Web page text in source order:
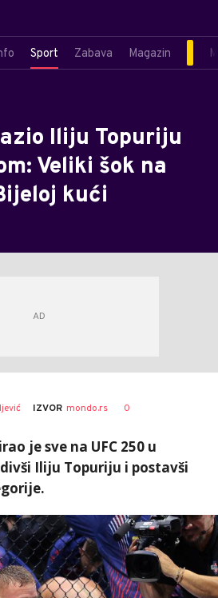
Sport Zabava Magazin
Iliju Topuriju
Veliki šok na
kući
IZVOR mondo.rs 0
je sve na UFC 250 u
Iliju Topuriju i postavši